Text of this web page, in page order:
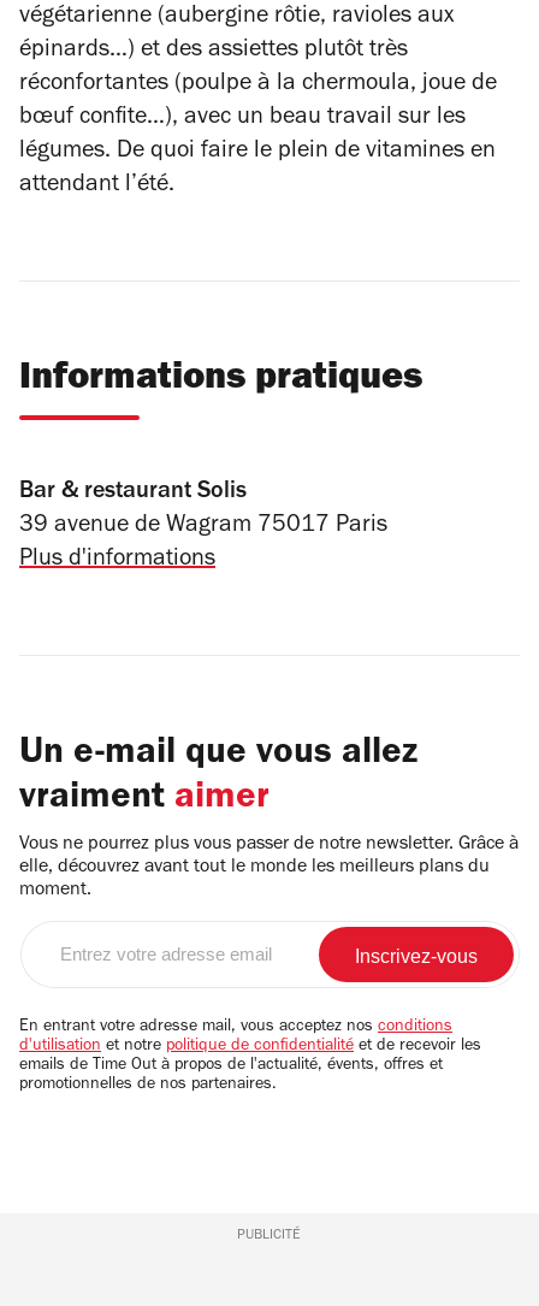
végétarienne (aubergine rôtie, ravioles aux
épinards…) et des assiettes plutôt très
réconfortantes (poulpe à la chermoula, joue de
bœuf confite…), avec un beau travail sur les
légumes. De quoi faire le plein de vitamines en
attendant l’été.
Informations pratiques
Bar & restaurant Solis
39 avenue de Wagram 75017 Paris
Plus d'informations
Un e-mail que vous allez
vraiment aimer
Vous ne pourrez plus vous passer de notre newsletter. Grâce à
elle, découvrez avant tout le monde les meilleurs plans du
moment.
email
En entrant votre adresse mail, vous acceptez nos conditions
d'utilisation et notre politique de confidentialité et de recevoir les
emails de Time Out à propos de l'actualité, évents, offres et
promotionnelles de nos partenaires.
PUBLICITÉ